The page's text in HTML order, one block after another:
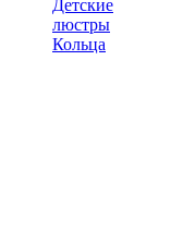
Детские
люстры
Кольца